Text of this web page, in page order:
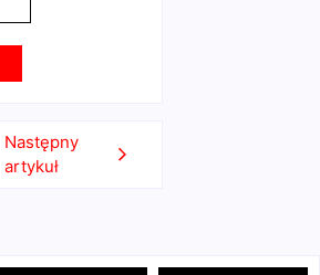
Następny
artykuł